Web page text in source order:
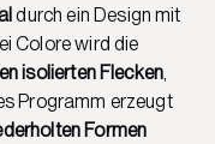
durch ein Design mit
Colore wird die
isolierten Flecken,
Programm erzeugt
Formen